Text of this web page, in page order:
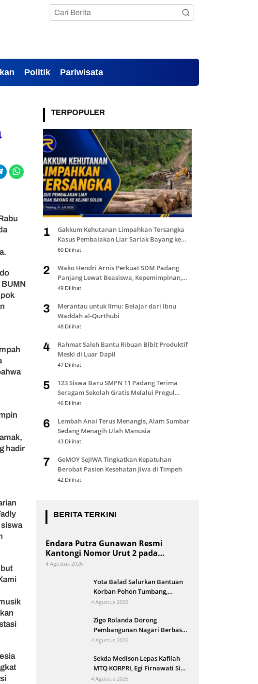
Politik Pariwisata
hadir
TERPOPULER
1
Gakkum Kehutanan Limpahkan Tersangka
Kasus Pembalakan Liar Sariak Bayang ke
Kejari Solok
60 Dilihat
2
Wako Hendri Arnis Perkuat SDM Padang
Panjang Lewat Beasiswa, Kepemimpinan,
dan Bantuan Pendidikan
49 Dilihat
3
Merantau untuk Ilmu: Belajar dari Ibnu
Waddah al-Qurthubi
48 Dilihat
4
Rahmat Saleh Bantu Ribuan Bibit Produktif
Meski di Luar Dapil
47 Dilihat
5
123 Siswa Baru SMPN 11 Padang Terima
Seragam Sekolah Gratis Melalui Progul
Padang Juara
46 Dilihat
6
Lembah Anai Terus Menangis, Alam Sumbar
Sedang Menagih Ulah Manusia
43 Dilihat
7
GeMOY SeJIWA Tingkatkan Kepatuhan
Berobat Pasien Kesehatan Jiwa di Timpeh
42 Dilihat
BERITA TERKINI
Endara Putra Gunawan Resmi
Kantongi Nomor Urut 2 pada
Penetapan Calon Wali Nagari Aie
4 Agustus 2026
Yota Balad Salurkan Bantuan
Korban Pohon Tumbang,
Pemkot Pariaman Siapkan
4 Agustus 2026
Zigo Rolanda Dorong
Pembangunan Nagari Berbasis
Kajian Mahasiswa KKN UNP
4 Agustus 2026
Sekda Medison Lepas Kafilah
MTQ KORPRI, Egi Firnawati Siap
Wakili Sumbar di Tingkat
4 Agustus 2026